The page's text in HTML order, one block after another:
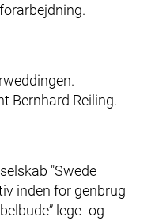
Bernhard Reiling.
"Swede
inden for genbrug
lege- og